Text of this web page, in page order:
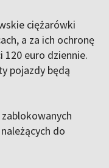
ciężarówki
a za ich ochronę
120 euro dziennie.
pojazdy będą
zablokowanych
do